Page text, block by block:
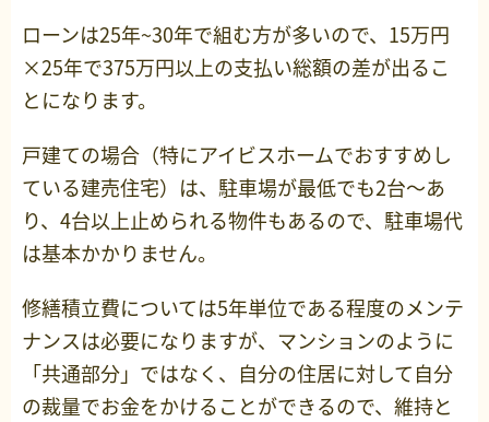
ローンは25年~30年で組む方が多いので、15万円
×25年で375万円以上の支払い総額の差が出るこ
とになります。
戸建ての場合（特にアイビスホームでおすすめし
ている建売住宅）は、駐車場が最低でも2台〜あ
り、4台以上止められる物件もあるので、駐車場代
は基本かかりません。
修繕積立費については5年単位である程度のメンテ
ナンスは必要になりますが、マンションのように
「共通部分」ではなく、自分の住居に対して自分
の裁量でお金をかけることができるので、維持と